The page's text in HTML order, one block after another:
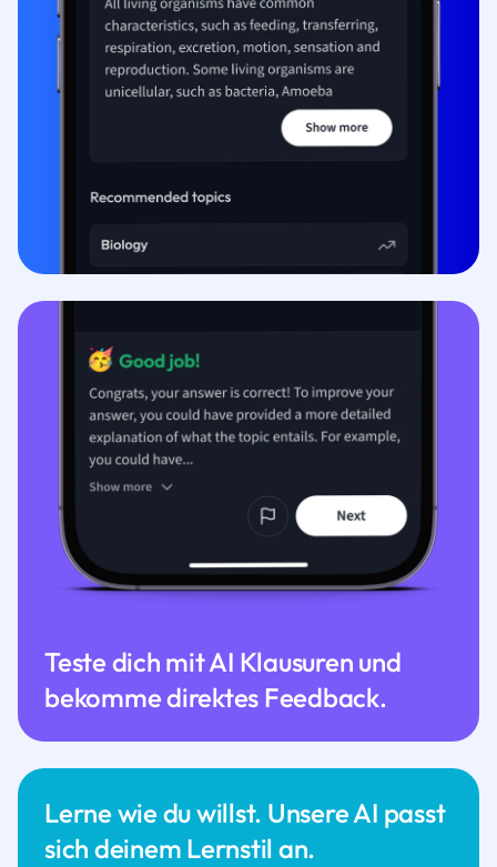
Lerne wie du willst. Unsere AI passt
sich deinem Lernstil an.
Teste dich mit AI Klausuren und
bekomme direktes Feedback.